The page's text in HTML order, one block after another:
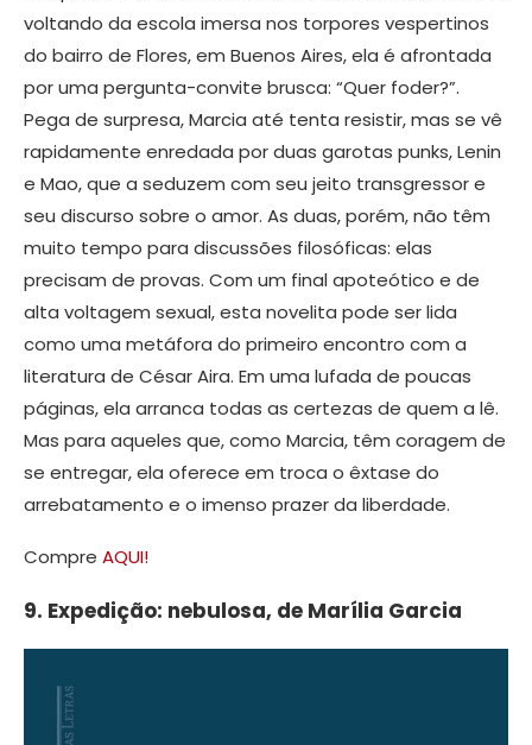
voltando da escola imersa nos torpores vespertinos
do bairro de Flores, em Buenos Aires, ela é afrontada
por uma pergunta-convite brusca: “Quer foder?”.
Pega de surpresa, Marcia até tenta resistir, mas se vê
rapidamente enredada por duas garotas punks, Lenin
e Mao, que a seduzem com seu jeito transgressor e
seu discurso sobre o amor. As duas, porém, não têm
muito tempo para discussões filosóficas: elas
precisam de provas. Com um final apoteótico e de
alta voltagem sexual, esta novelita pode ser lida
como uma metáfora do primeiro encontro com a
literatura de César Aira. Em uma lufada de poucas
páginas, ela arranca todas as certezas de quem a lê.
Mas para aqueles que, como Marcia, têm coragem de
se entregar, ela oferece em troca o êxtase do
arrebatamento e o imenso prazer da liberdade.
Compre AQUI!
9. Expedição: nebulosa, de Marília Garcia